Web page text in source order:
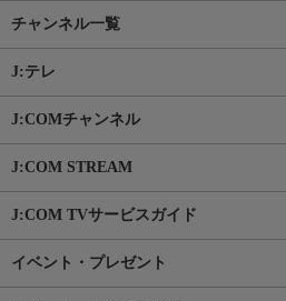
チャンネル一覧
J:テレ
J:COMチャンネル
J:COM STREAM
J:COM TVサービスガイド
イベント・プレゼント